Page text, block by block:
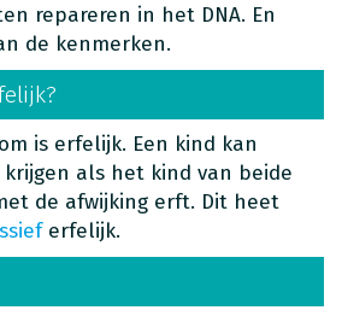
repareren in het DNA. En
de kenmerken.
is erfelijk. Een kind kan
krijgen als het kind van beide
de afwijking erft. Dit heet
erfelijk.